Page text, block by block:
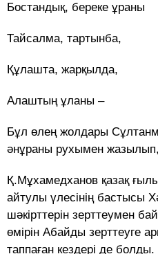
Бостандық, береке ұраны
Тайсалма, тартынба,
Құлашта, жарқылда,
Алаштың ұланы –
Бұл өлең жолдары
әнұраны рухымен жазылып,
Қ.Мұхамедханов қазақ
айтулы үлесінің бастысы
шәкірттерін зерттеумен
өмірін Абайды зерттеуге
таппаған кездері де